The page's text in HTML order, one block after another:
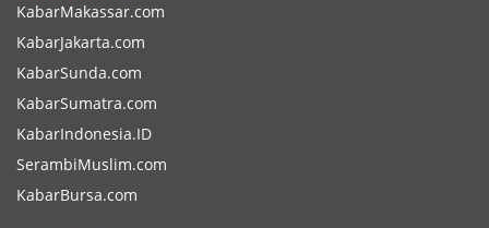
KabarMakassar.com
KabarJakarta.com
KabarSunda.com
KabarSumatra.com
KabarIndonesia.ID
SerambiMuslim.com
KabarBursa.com